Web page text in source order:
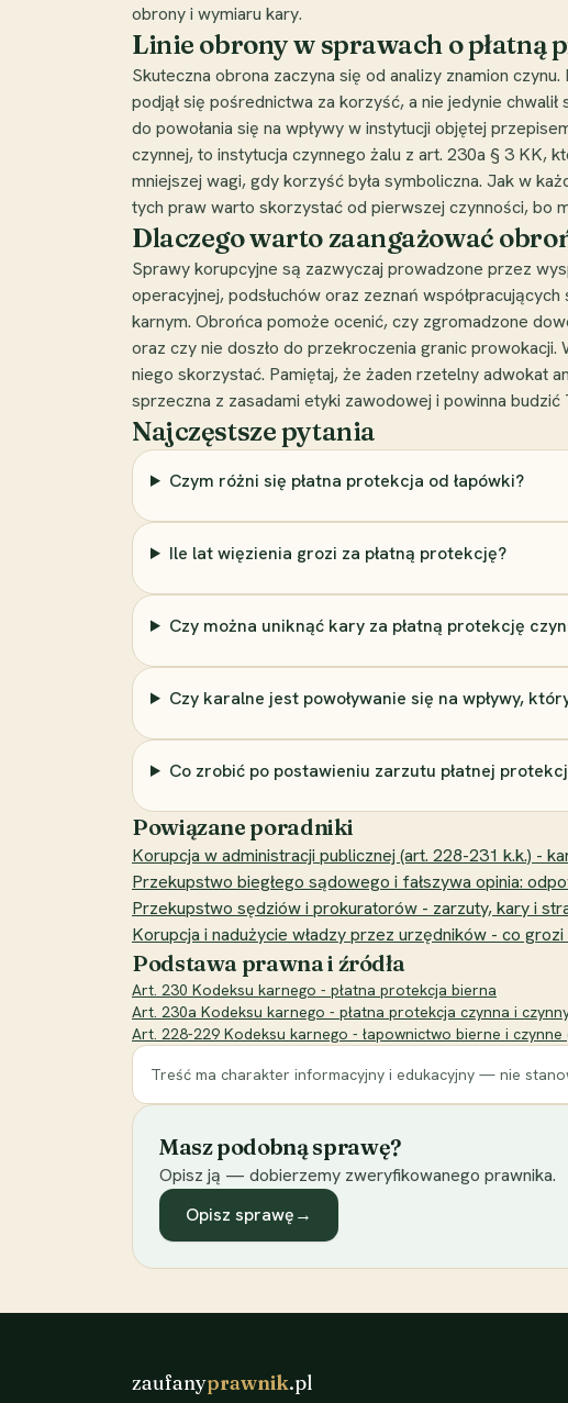
obrony i wymiaru kary.
Linie obrony w sprawach o płatną
Skuteczna obrona zaczyna się od analizy znamion
podjął się pośrednictwa za korzyść, a nie jedynie
do powołania się na wpływy w instytucji objętej
czynnej, to instytucja czynnego żalu z art. 230a § 3 KK,
mniejszej wagi, gdy korzyść była symboliczna. Jak w
tych praw warto skorzystać od pierwszej czynności, bo
Dlaczego warto zaangażować
Sprawy korupcyjne są zazwyczaj prowadzone przez
operacyjnej, podsłuchów oraz zeznań
karnym. Obrońca pomoże ocenić, czy zgromadzone
oraz czy nie doszło do przekroczenia granic
niego skorzystać. Pamiętaj, że żaden rzetelny adwokat
sprzeczna z zasadami etyki zawodowej i powinna budzić
Najczęstsze pytania
Czym różni się płatna protekcja od łapówki?
Ile lat więzienia grozi za płatną protekcję?
Czy można uniknąć kary za płatną protekcję
Czy karalne jest powoływanie się na wpływy,
Co zrobić po postawieniu zarzutu płatnej
Powiązane poradniki
Korupcja w administracji publicznej (art. 228-231 k.k.) -
Przekupstwo biegłego sądowego i fałszywa opinia:
Przekupstwo sędziów i prokuratorów - zarzuty, kary i
Korupcja i nadużycie władzy przez urzędników - co grozi
Podstawa prawna i źródła
Art. 230 Kodeksu karnego - płatna protekcja bierna
Art. 230a Kodeksu karnego - płatna protekcja czynna i
Art. 228-229 Kodeksu karnego - łapownictwo bierne i
Treść ma charakter informacyjny i edukacyjny — nie
Masz podobną sprawę?
Opisz ją — dobierzemy zweryfikowanego prawnika.
Opisz sprawę→
zaufanyprawnik.pl